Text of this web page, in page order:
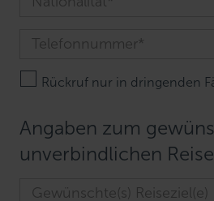
Rückruf nur in dringenden
Angaben zum
unverbindlichen